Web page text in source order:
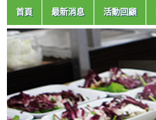
首頁 最新消息 活動回顧